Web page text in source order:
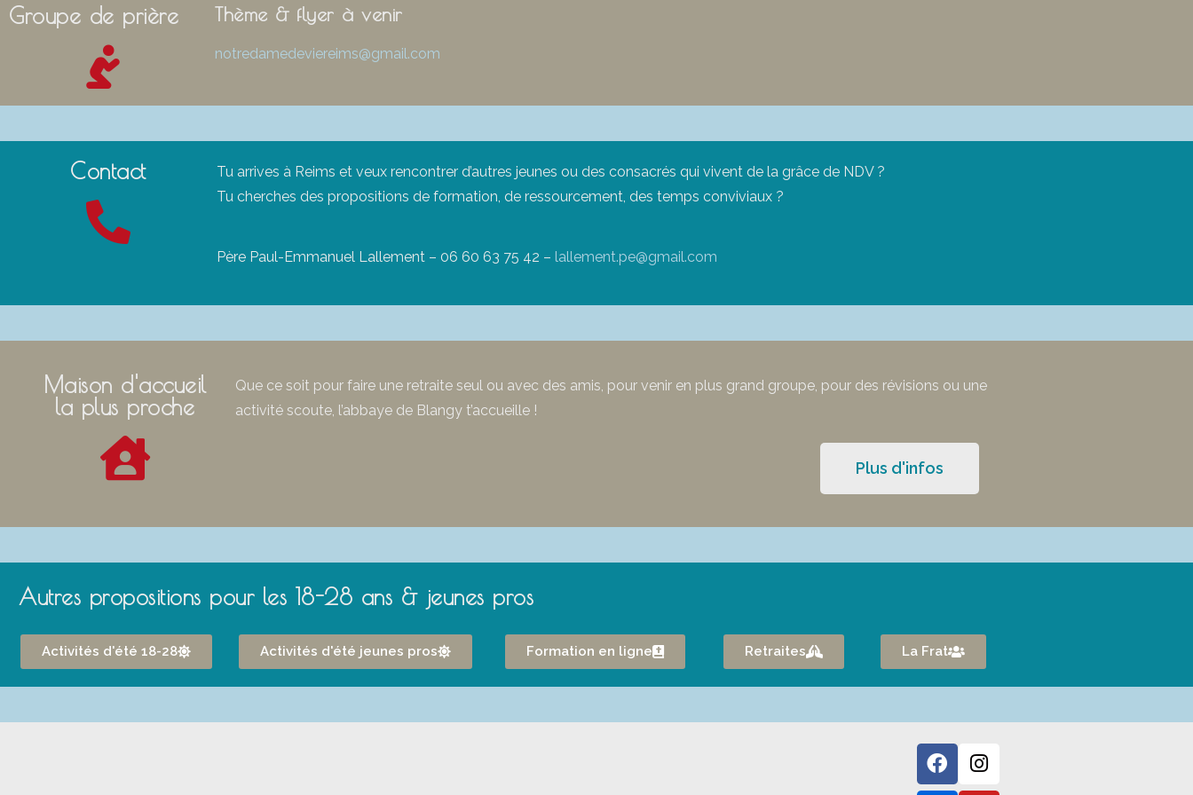
Groupe de prière Thème & flyer à venir
notredamedeviereims@gmail.com
Contact
Tu arrives à Reims et veux rencontrer d’autres jeunes ou des consacrés qui vivent de la grâce de NDV ?
Tu cherches des propositions de formation, de ressourcement, des temps conviviaux ?
Père Paul-Emmanuel Lallement – 06 60 63 75 42 – lallement.pe@gmail.com
Maison d'accueil
la plus proche
Que ce soit pour faire une retraite seul ou avec des amis, pour venir en plus grand groupe, pour des révisions ou une
activité scoute, l’abbaye de Blangy t’accueille !
Plus d'infos
Autres propositions pour les 18-28 ans & jeunes pros
Activités d'été 18-28 Activités d'été jeunes pros Formation en ligne Retraites La Frat